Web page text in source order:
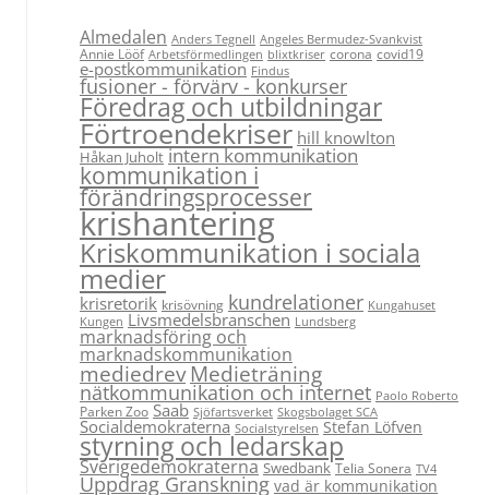
Almedalen Anders Tegnell Angeles Bermudez-Svankvist
Annie Lööf Arbetsförmedlingen blixtkriser corona covid19
e-postkommunikation Findus
fusioner - förvärv - konkurser
Föredrag och utbildningar
Förtroendekriser hill knowlton
Håkan Juholt intern kommunikation
kommunikation i
förändringsprocesser
krishantering
Kriskommunikation i sociala
medier
krisretorik krisövning kundrelationer Kungahuset
Kungen Livsmedelsbranschen Lundsberg
marknadsföring och
marknadskommunikation
mediedrev Medieträning
nätkommunikation och internet Paolo Roberto
Parken Zoo Saab Sjöfartsverket Skogsbolaget SCA
Socialdemokraterna Socialstyrelsen Stefan Löfven
styrning och ledarskap
Sverigedemokraterna Swedbank Telia Sonera TV4
Uppdrag Granskning vad är kommunikation